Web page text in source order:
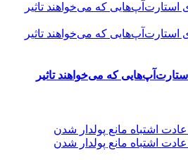
که می‌خواهند تاثیر